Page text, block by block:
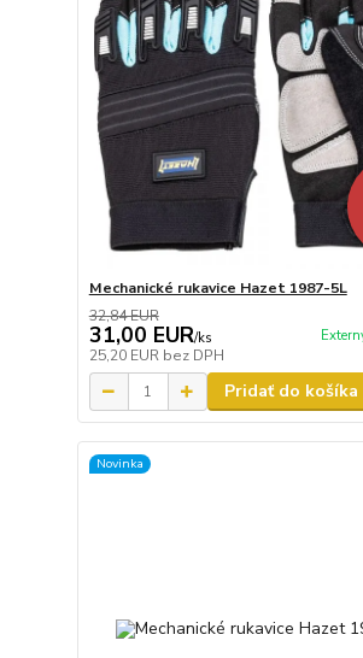
Mechanické rukavice Hazet 1987-5L
32,84 EUR
31,00 EUR/ks
25,20 EUR bez DPH
Pridať do košíka
Novinka